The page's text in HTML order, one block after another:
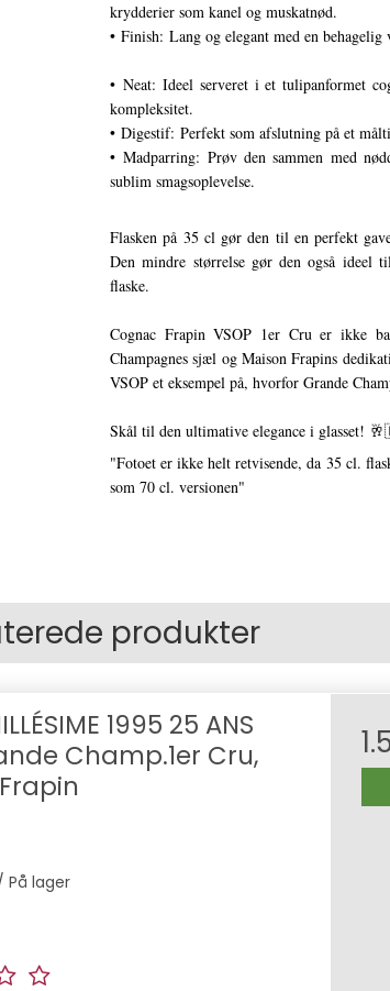
krydderier som kanel og muskatnød.
• Finish: Lang og elegant med en behagelig
• Neat: Ideel serveret i et tulipanformet
kompleksitet.
• Digestif: Perfekt som afslutning på et
• Madparring: Prøv den sammen med
sublim smagsoplevelse.
Flasken på 35 cl gør den til en perfekt
Den mindre størrelse gør den også ideel
flaske.
Cognac Frapin VSOP 1er Cru er ikke
Champagnes sjæl og Maison Frapins
VSOP et eksempel på, hvorfor Grande
Skål til den ultimative elegance i glasset!
"Fotoet er ikke helt retvisende, da 35 cl.
som 70 cl. versionen"
produkter
1995 25 ANS
Champ.1er Cru,
På lager